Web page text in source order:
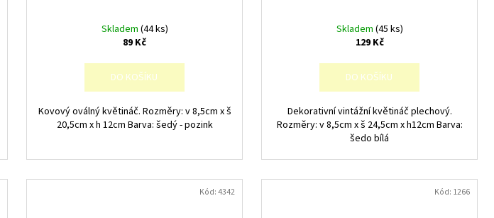
Skladem (44 ks)
89 Kč
DO KOŠÍKU
Kovový oválný květináč. Rozměry: v 8,5cm x š
20,5cm x h 12cm Barva: šedý - pozink
Skladem (45 ks)
129 Kč
DO KOŠÍKU
Dekorativní vintážní květináč plechový.
Rozměry: v 8,5cm x š 24,5cm x h12cm Barva:
šedo bílá
Kód:4342 Kód: 1266